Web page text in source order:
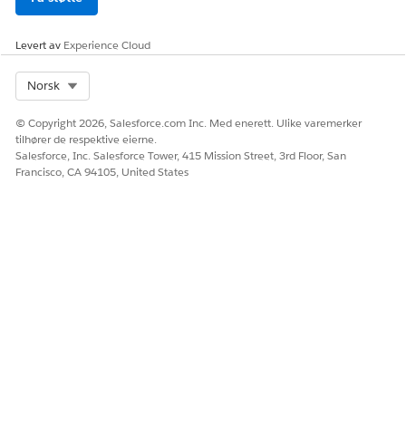
Levert av Experience Cloud
Norsk
© Copyright 2026, Salesforce.com Inc. Med enerett. Ulike varemerker
tilhører de respektive eierne.
Salesforce, Inc. Salesforce Tower, 415 Mission Street, 3rd Floor, San
Francisco, CA 94105, United States